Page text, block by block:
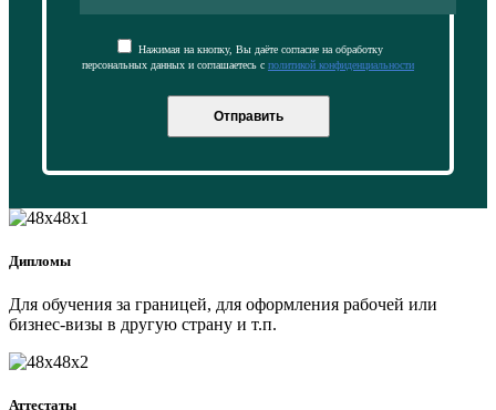
Нажимая на кнопку, Вы даёте согласие на обработку
персональных данных и соглашаетесь с политикой конфиденциальности
Отправить
Дипломы
Для обучения за границей, для оформления рабочей или
бизнес-визы в другую страну и т.п.
Аттестаты